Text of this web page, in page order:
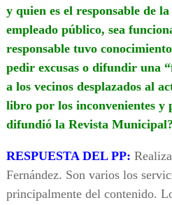
y quien es el responsable de
empleado público, sea
responsable tuvo
pedir excusas o difundir una
a los vecinos desplazados al
libro por los inconvenientes y
difundió la Revista Municipal?
RESPUESTA DEL PP:
Fernández. Son varios los
principalmente del contenido.